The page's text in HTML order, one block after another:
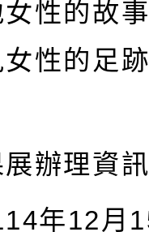
性的故
性的足
辦理資
年12月